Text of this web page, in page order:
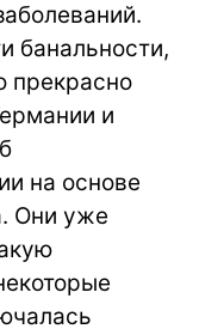
банальности,
прекрасно
и
на основе
Они уже